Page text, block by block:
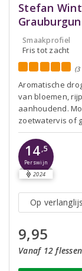
Stefan
Smaakprofiel
Fris tot zacht
Aromatische
van bloemen,
aanhoudend.
zoetwatervis of
14,5
Perswijn
2024
Op
9,95
Vanaf 12